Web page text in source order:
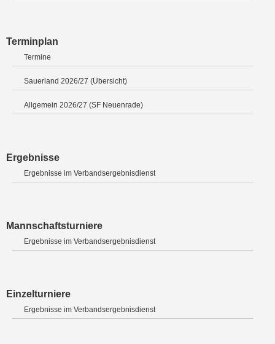
Terminplan
Termine
Sauerland 2026/27 (Übersicht)
Allgemein 2026/27 (SF Neuenrade)
Ergebnisse
Ergebnisse im Verbandsergebnisdienst
Mannschaftsturniere
Ergebnisse im Verbandsergebnisdienst
Einzelturniere
Ergebnisse im Verbandsergebnisdienst